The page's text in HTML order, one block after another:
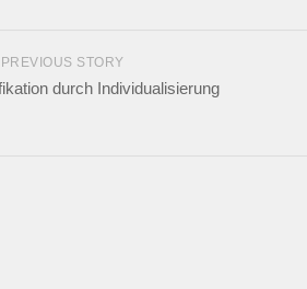
PREVIOUS STORY
durch Individualisierung